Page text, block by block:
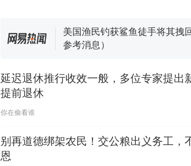
笔试第一被第二名传话劝弃考
延迟退休推行收效一般，多位专家提出
提前退休
你在偷看谁
别再道德绑架农民！交公粮出义务工，
恩